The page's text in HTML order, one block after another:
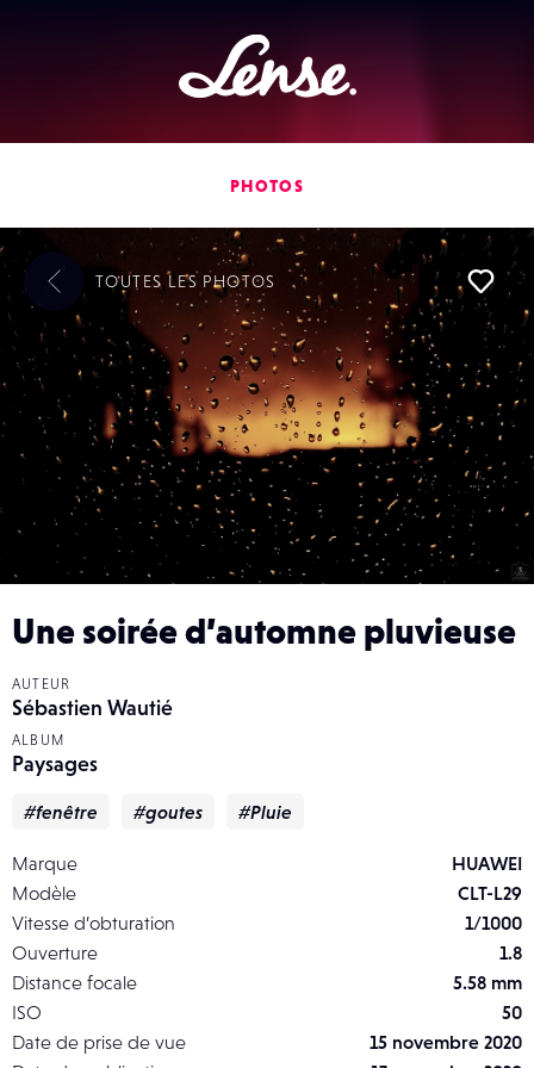
Lense
PHOTOS
Une soirée d’automne pluvieuse
AUTEUR
Sébastien Wautié
ALBUM
Paysages
#fenêtre #goutes #Pluie
Marque
HUAWEI
Modèle
CLT-L29
Vitesse d’obturation
1/1000
Ouverture
1.8
Distance focale
5.58 mm
ISO
50
Date de prise de vue
15 novembre 2020
TOUTES LES PHOTOS